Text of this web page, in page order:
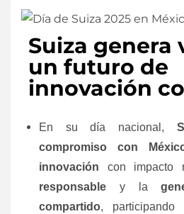
Suiza genera
un futuro de
innovación
En su día nacional,
compromiso con
innovación con impacto
responsable y la
compartido, participando